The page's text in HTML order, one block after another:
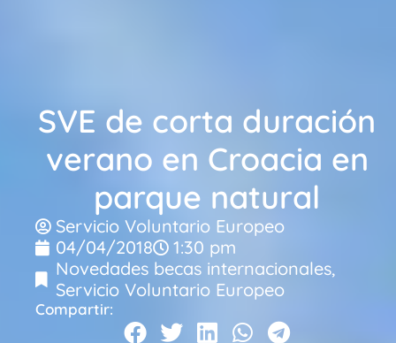
SVE de corta duración
verano en Croacia en
parque natural
Servicio Voluntario Europeo
04/04/2018
1:30 pm
Novedades becas internacionales,
Servicio Voluntario Europeo
Compartir: